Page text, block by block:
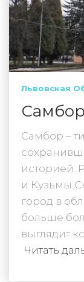
Львовская
Самбор
Самбор –
историей.
и Кузьмы
город в
больше
выглядит
Читать